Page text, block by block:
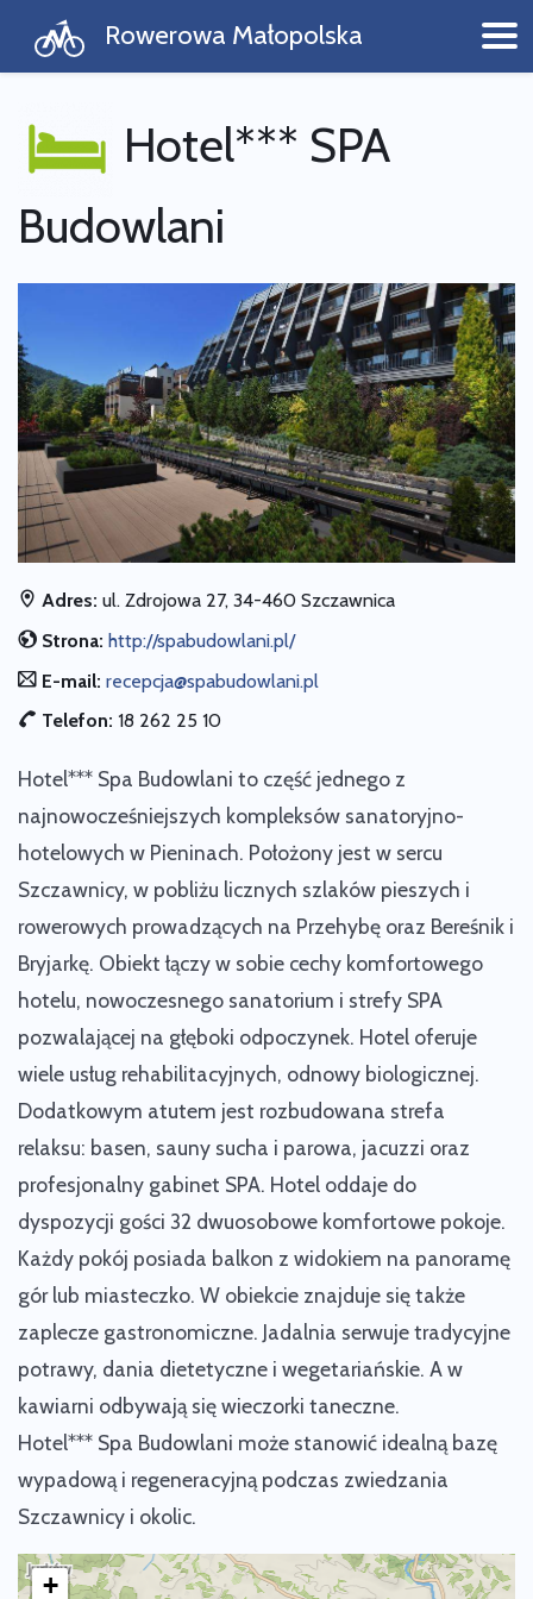
Rowerowa Małopolska
Hotel*** SPA
Budowlani
Adres: ul. Zdrojowa 27, 34-460 Szczawnica
Strona: http://spabudowlani.pl/
E-mail: recepcja@spabudowlani.pl
Telefon: 18 262 25 10
Hotel*** Spa Budowlani to część jednego z
najnowocześniejszych kompleksów sanatoryjno-
hotelowych w Pieninach. Położony jest w sercu
Szczawnicy, w pobliżu licznych szlaków pieszych i
rowerowych prowadzących na Przehybę oraz Bereśnik i
Bryjarkę. Obiekt łączy w sobie cechy komfortowego
hotelu, nowoczesnego sanatorium i strefy SPA
pozwalającej na głęboki odpoczynek. Hotel oferuje
wiele usług rehabilitacyjnych, odnowy biologicznej.
Dodatkowym atutem jest rozbudowana strefa
relaksu: basen, sauny sucha i parowa, jacuzzi oraz
profesjonalny gabinet SPA. Hotel oddaje do
dyspozycji gości 32 dwuosobowe komfortowe pokoje.
Każdy pokój posiada balkon z widokiem na panoramę
gór lub miasteczko. W obiekcie znajduje się także
zaplecze gastronomiczne. Jadalnia serwuje tradycyjne
potrawy, dania dietetyczne i wegetariańskie. A w
kawiarni odbywają się wieczorki taneczne.
Hotel*** Spa Budowlani może stanowić idealną bazę
wypadową i regeneracyjną podczas zwiedzania
Szczawnicy i okolic.
+